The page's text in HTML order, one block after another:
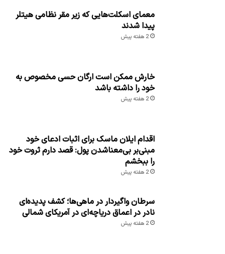
معمای اسکلت‌هایی که زیر مقر نظامی هیتلر
پیدا شدند
2 هفته پیش
خارش ممکن است ارگان حسی مخصوص به
خود را داشته باشد
2 هفته پیش
اقدام ایلان ماسک برای اثبات ادعای خود
مبنی‌بر بی‌معناشدن پول: قصد دارم ثروت خود
را ببخشم
2 هفته پیش
سرطان واگیردار در ماهی‌ها؛ کشف پدیده‌ای
نادر در اعماق دریاچه‌ای در آمریکای شمالی
2 هفته پیش